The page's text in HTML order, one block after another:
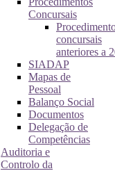
Concursais
concursais
anteriores a
SIADAP
Mapas de
Pessoal
Balanço Social
Documentos
Delegação de
Competências
Auditoria e
Controlo da